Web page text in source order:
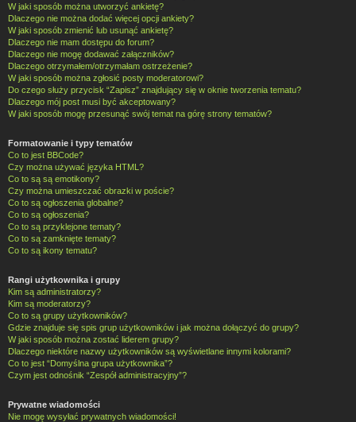
W jaki sposób można utworzyć ankietę?
Dlaczego nie można dodać więcej opcji ankiety?
W jaki sposób zmienić lub usunąć ankietę?
Dlaczego nie mam dostępu do forum?
Dlaczego nie mogę dodawać załączników?
Dlaczego otrzymałem/otrzymałam ostrzeżenie?
W jaki sposób można zgłosić posty moderatorowi?
Do czego służy przycisk “Zapisz” znajdujący się w oknie tworzenia tematu?
Dlaczego mój post musi być akceptowany?
W jaki sposób mogę przesunąć swój temat na górę strony tematów?
Formatowanie i typy tematów
Co to jest BBCode?
Czy można używać języka HTML?
Co to są są emotikony?
Czy można umieszczać obrazki w poście?
Co to są ogłoszenia globalne?
Co to są ogłoszenia?
Co to są przyklejone tematy?
Co to są zamknięte tematy?
Co to są ikony tematu?
Rangi użytkownika i grupy
Kim są administratorzy?
Kim są moderatorzy?
Co to są grupy użytkowników?
Gdzie znajduje się spis grup użytkowników i jak można dołączyć do grupy?
W jaki sposób można zostać liderem grupy?
Dlaczego niektóre nazwy użytkowników są wyświetlane innymi kolorami?
Co to jest “Domyślna grupa użytkownika”?
Czym jest odnośnik “Zespół administracyjny”?
Prywatne wiadomości
Nie mogę wysyłać prywatnych wiadomości!